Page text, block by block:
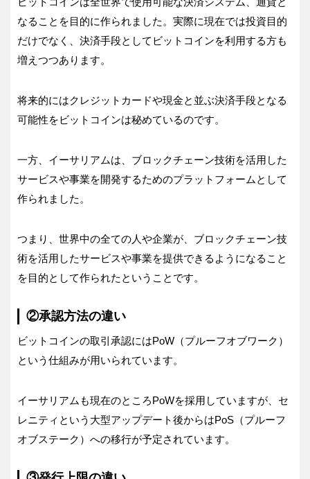
なることを目的に作られました。実際に現在では投資目的
だけでなく、決済手段としてビットコインを利用する方も
増えつつあります。
将来的にはクレジットカードや現金と並ぶ決済手段となる
可能性をビットコインは秘めているのです。
一方、イーサリアムは、ブロックチェーン技術を活用した
サービスや事業を開発するためのプラットフォームとして
作られました。
つまり、世界中の全ての人や企業が、ブロックチェーン技
術を活用したサービスや事業を提供できるようになること
を目的として作られたということです。
②承認方法の違い
ビットコインの取引承認にはPoW（プルーフオブワーク）
という仕組みが用いられています。
イーサリアムも現在のところPoWを採用していますが、セ
レニティという大型アップデート後からはPoS（プルーフ
オブステーク）への移行が予定されています。